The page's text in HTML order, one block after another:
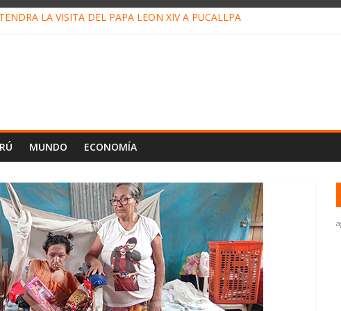
LA VISITA DEL PAPA LEÓN XIV A PUCALLPA
MUNDO ECONOMÍA